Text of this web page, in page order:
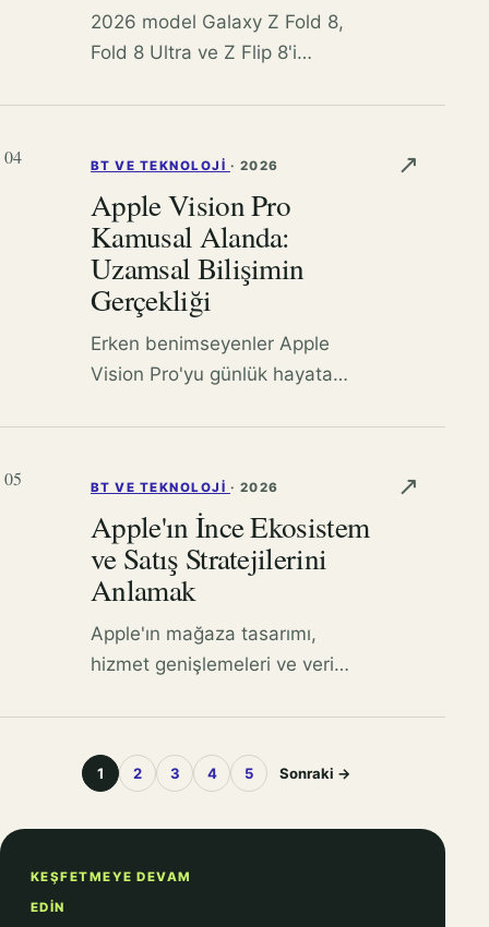
2026 model Galaxy Z Fold 8,
Fold 8 Ultra ve Z Flip 8'i
karar vermenize yardımcı
oluyoruz.
04 BT VE TEKNOLOJI · 2026
Apple Vision Pro
Kamusal Alanda:
Uzamsal Bilişimin
Gerçekliği
Erken benimseyenler Apple
Vision Pro'yu günlük hayata
etkilerini inceliyoruz.
↗
05 BT VE TEKNOLOJI · 2026
Apple'ın İnce Ekosistem
ve Satış Stratejilerini
Anlamak
Apple'ın mağaza tasarımı,
hizmet genişlemeleri ve veri
küresel teknoloji lideri
konumunu nasıl sürdürdüğünü
↗
1 2 3 4 5 Sonraki →
KEŞFETMEYE DEVAM
EDIN